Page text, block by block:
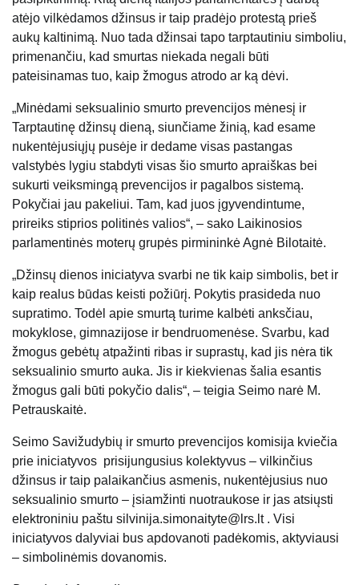
atėjo vilkėdamos džinsus ir taip pradėjo protestą prieš
aukų kaltinimą. Nuo tada džinsai tapo tarptautiniu simboliu,
primenančiu, kad smurtas niekada negali būti
pateisinamas tuo, kaip žmogus atrodo ar ką dėvi.
„Minėdami seksualinio smurto prevencijos mėnesį ir
Tarptautinę džinsų dieną, siunčiame žinią, kad esame
nukentėjusiųjų pusėje ir dedame visas pastangas
valstybės lygiu stabdyti visas šio smurto apraiškas bei
sukurti veiksmingą prevencijos ir pagalbos sistemą.
Pokyčiai jau pakeliui. Tam, kad juos įgyvendintume,
prireiks stiprios politinės valios“, – sako Laikinosios
parlamentinės moterų grupės pirmininkė Agnė Bilotaitė.
„Džinsų dienos iniciatyva svarbi ne tik kaip simbolis, bet ir
kaip realus būdas keisti požiūrį. Pokytis prasideda nuo
supratimo. Todėl apie smurtą turime kalbėti anksčiau,
mokyklose, gimnazijose ir bendruomenėse. Svarbu, kad
žmogus gebėtų atpažinti ribas ir suprastų, kad jis nėra tik
seksualinio smurto auka. Jis ir kiekvienas šalia esantis
žmogus gali būti pokyčio dalis“, – teigia Seimo narė M.
Petrauskaitė.
Seimo Savižudybių ir smurto prevencijos komisija kviečia
prie iniciatyvos prisijungusius kolektyvus – vilkinčius
džinsus ir taip palaikančius asmenis, nukentėjusius nuo
seksualinio smurto – įsiamžinti nuotraukose ir jas atsiųsti
elektroniniu paštu silvinija.simonaityte@lrs.lt. Visi
iniciatyvos dalyviai bus apdovanoti padėkomis, aktyviausi
– simbolinėmis dovanomis.